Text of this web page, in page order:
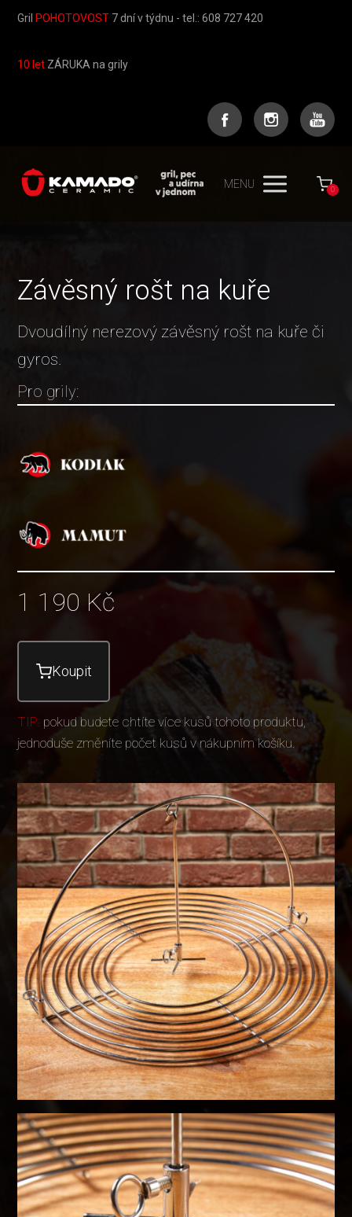
Gril POHOTOVOST 7 dní v týdnu - tel.: 608 727 420
10 let ZÁRUKA na grily
MENU 0
Závěsný rošt na kuře
Dvoudílný nerezový závěsný rošt na kuře či
gyros.
Pro grily:
1 190 Kč
Koupit
TIP: pokud budete chtíte více kusů tohoto produktu,
jednoduše změníte počet kusů v nákupním košíku.